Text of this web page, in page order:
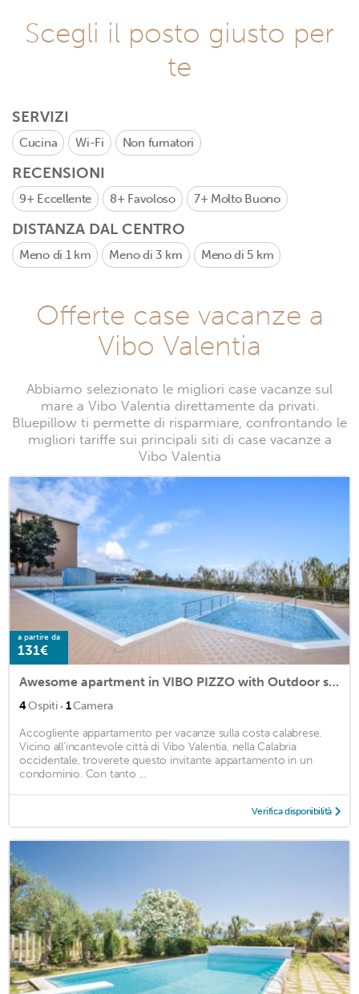
Scegli il posto giusto per
te
SERVIZI
Cucina Wi-Fi Non fumatori
RECENSIONI
9+ Eccellente 8+ Favoloso 7+ Molto Buono
DISTANZA DAL CENTRO
Meno di 1 km Meno di 3 km Meno di 5 km
Offerte case vacanze a
Vibo Valentia
Abbiamo selezionato le migliori case vacanze sul
mare a Vibo Valentia direttamente da privati.
Bluepillow ti permette di risparmiare, confrontando le
migliori tariffe sui principali siti di case vacanze a
Vibo Valentia
a partire da
131€
Awesome apartment in VIBO PIZZO with Outdoor swimming pool, WiFi and 1 Bedrooms
4Ospiti · 1Camera
Accogliente appartamento per vacanze sulla costa calabrese.
Vicino all'incantevole città di Vibo Valentia, nella Calabria
occidentale, troverete questo invitante appartamento in un
condominio. Con tanto ...
Verifica disponibilità